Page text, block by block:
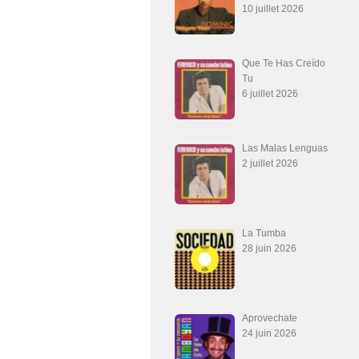
10 juillet 2026
Que Te Has Creído
Tu
6 juillet 2026
Las Malas Lenguas
2 juillet 2026
La Tumba
28 juin 2026
Aprovechate
24 juin 2026